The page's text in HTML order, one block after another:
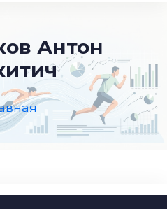
Антон